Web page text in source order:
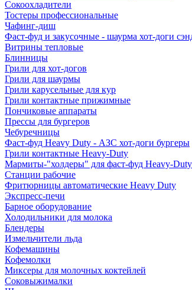
Сокоохладители
Тостеры профессиональные
Чафинг-диш
Фаст-фуд и закусочные - шаурма хот-доги
Витрины тепловые
Блинницы
Грили для хот-догов
Грили для шаурмы
Грили карусельные для кур
Грили контактные прижимные
Пончиковые аппараты
Прессы для бургеров
Чебуречницы
Фаст-фуд Heavy Duty - АЗС хот-доги бургеры
Грили контактные Heavy-Duty
Мармиты-"холдеры" для фаст-фуд Heavy-Duty
Станции рабочие
Фритюрницы автоматические Heavy Duty
Экспресс-печи
Барное оборудование
Холодильники для молока
Блендеры
Измельчители льда
Кофемашины
Кофемолки
Миксеры для молочных коктейлей
Соковыжималки